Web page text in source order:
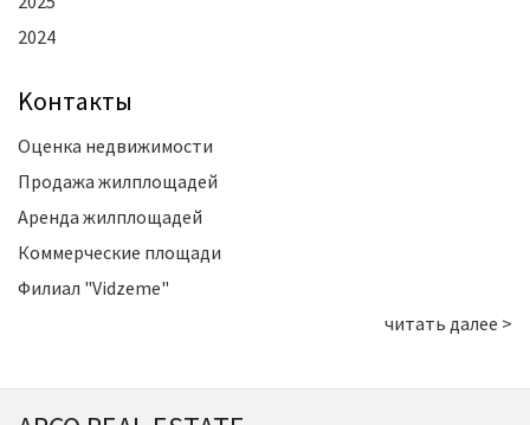
2024
Kонтакты
Оценка недвижимости
Продажа жилплощадей
Аренда жилплощадей
Коммерческие площади
Филиал "Vidzeme"
читать далее >